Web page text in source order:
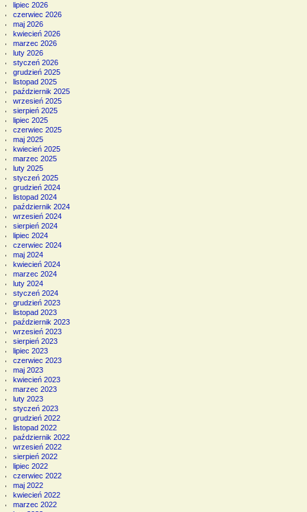
lipiec 2026
czerwiec 2026
maj 2026
kwiecień 2026
marzec 2026
luty 2026
styczeń 2026
grudzień 2025
listopad 2025
październik 2025
wrzesień 2025
sierpień 2025
lipiec 2025
czerwiec 2025
maj 2025
kwiecień 2025
marzec 2025
luty 2025
styczeń 2025
grudzień 2024
listopad 2024
październik 2024
wrzesień 2024
sierpień 2024
lipiec 2024
czerwiec 2024
maj 2024
kwiecień 2024
marzec 2024
luty 2024
styczeń 2024
grudzień 2023
listopad 2023
październik 2023
wrzesień 2023
sierpień 2023
lipiec 2023
czerwiec 2023
maj 2023
kwiecień 2023
marzec 2023
luty 2023
styczeń 2023
grudzień 2022
listopad 2022
październik 2022
wrzesień 2022
sierpień 2022
lipiec 2022
czerwiec 2022
maj 2022
kwiecień 2022
marzec 2022